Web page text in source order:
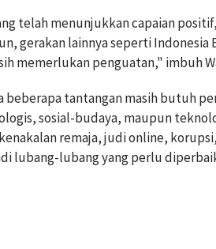
telah menunjukkan capaian
gerakan lainnya seperti Indonesia
memerlukan penguatan," imbuh
beberapa tantangan masih butuh
sosial-budaya, maupun
remaja, judi online,
lubang-lubang yang perlu